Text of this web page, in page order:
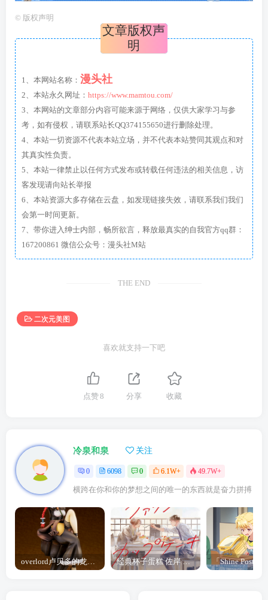
© 版权声明
文章版权声
明
1、本网站名称： 漫头社
2、本站永久网址： https://www.mamtou.com/
3、本网站的文章部分内容可能来源于网络，仅供大家学习与参
考，如有侵权，请联系站长QQ374155650进行删除处理。
4、本站一切资源不代表本站立场，并不代表本站赞同其观点和对
其真实性负责。
5、本站一律禁止以任何方式发布或转载任何违法的相关信息，访
客发现请向站长举报
6、本站资源大多存储在云盘，如发现链接失效，请联系我们我们
会第一时间更新。
7、带你进入绅士内部，畅所欲言，释放最真实的自我官方qq群：
167200861 微信公众号：漫头社M站
THE END
二次元美图
喜欢就支持一下吧
点赞8 分享 收藏
冷泉和泉 关注
0 6098 0 6.1W+ 49.7W+
横跨在你和你的梦想之间的唯一的东西就是奋力拼搏
overlord卢贝多的龙王谁厉害 「Overlord」露普斯蕾琪娜·贝塔手办开订 经典杯子蛋糕 佐岸 漫画「经典杯子蛋糕」宣布真人日剧化